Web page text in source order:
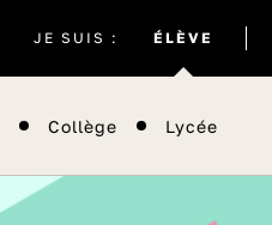
JE SUIS : ÉLÈVE
actuel
Collège Lycée